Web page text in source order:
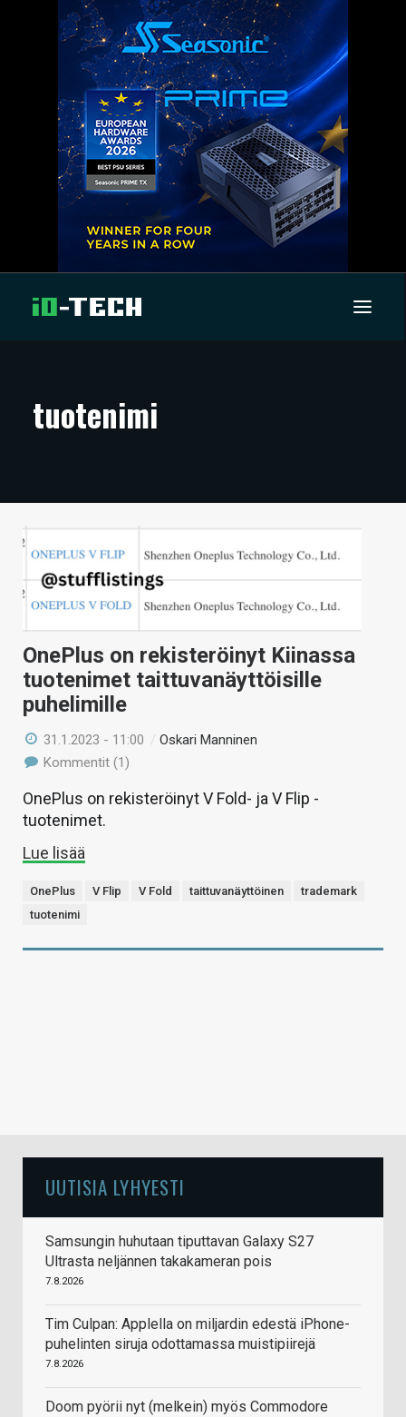
ARTIKKELIT
TECHBBS
TIETOA
HINTA.FI
VAIHDA TEEMA
HAKU
tuotenimi
OnePlus on rekisteröinyt Kiinassa
tuotenimet taittuvanäyttöisille
puhelimille
31.1.2023 - 11:00 /Oskari Manninen
Kommentit (1)
OnePlus on rekisteröinyt V Fold- ja V Flip -
tuotenimet.
Lue lisää
OnePlus V Flip V Fold taittuvanäyttöinen
trademark
tuotenimi
UUTISIA LYHYESTI
Samsungin huhutaan tiputtavan Galaxy S27
Ultrasta neljännen takakameran pois
7.8.2026
Tim Culpan: Applella on miljardin edestä iPhone-
puhelinten siruja odottamassa muistipiirejä
7.8.2026
Doom pyörii nyt (melkein) myös Commodore